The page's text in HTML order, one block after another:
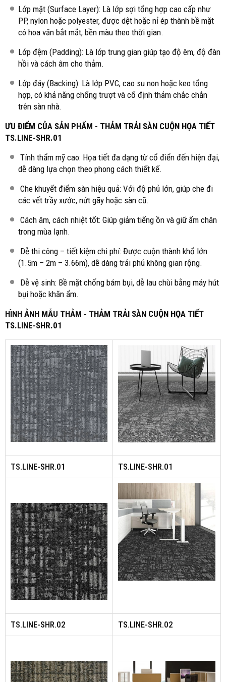
Lớp mặt (Surface Layer): Là lớp sợi tổng hợp cao cấp như
PP, nylon hoặc polyester, được dệt hoặc nỉ ép thành bề mặt
có hoa văn bắt mắt, bền màu theo thời gian.
Lớp đệm (Padding): Là lớp trung gian giúp tạo độ êm, độ đàn
hồi và cách âm cho thảm.
Lớp đáy (Backing): Là lớp PVC, cao su non hoặc keo tổng
hợp, có khả năng chống trượt và cố định thảm chắc chắn
trên sàn nhà.
ƯU ĐIỂM CỦA SẢN PHẨM - THẢM TRẢI SÀN CUỘN HỌA TIẾT
TS.LINE-SHR.01
Tính thẩm mỹ cao: Họa tiết đa dạng từ cổ điển đến hiện đại,
dễ dàng lựa chọn theo phong cách thiết kế.
Che khuyết điểm sàn hiệu quả: Với độ phủ lớn, giúp che đi
các vết trầy xước, nứt gãy hoặc sàn cũ.
Cách âm, cách nhiệt tốt: Giúp giảm tiếng ồn và giữ ấm chân
trong mùa lạnh.
Dễ thi công – tiết kiệm chi phí: Được cuộn thành khổ lớn
(1.5m – 2m – 3.66m), dễ dàng trải phủ không gian rộng.
Dễ vệ sinh: Bề mặt chống bám bụi, dễ lau chùi bằng máy hút
bụi hoặc khăn ẩm.
HÌNH ẢNH MẪU THẢM - THẢM TRẢI SÀN CUỘN HỌA TIẾT
TS.LINE-SHR.01
TS.LINE-SHR.01 TS.LINE-SHR.01
TS.LINE-SHR.02 TS.LINE-SHR.02